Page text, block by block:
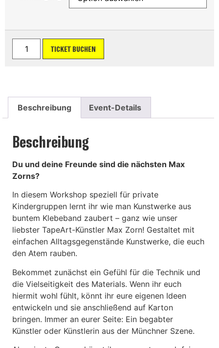
TICKET BUCHEN
Beschreibung Event-Details
Beschreibung
Du und deine Freunde sind die nächsten Max
Zorns?
In diesem Workshop speziell für private
Kindergruppen lernt ihr wie man Kunstwerke aus
buntem Klebeband zaubert – ganz wie unser
liebster TapeArt-Künstler Max Zorn! Gestaltet mit
einfachen Alltagsgegenstände Kunstwerke, die euch
den Atem rauben.
Bekommet zunächst ein Gefühl für die Technik und
die Vielseitigkeit des Materials. Wenn ihr euch
hiermit wohl fühlt, könnt ihr eure eigenen Ideen
entwickeln und sie anschließend auf Karton
bringen. Immer an eurer Seite: Ein begabter
Künstler oder Künstlerin aus der Münchner Szene.